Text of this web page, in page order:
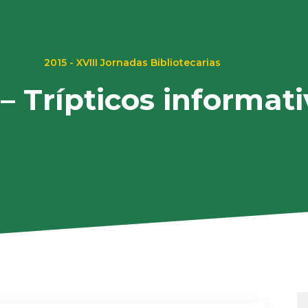
2015 - XVIII Jornadas Bibliotecarias
Trípticos